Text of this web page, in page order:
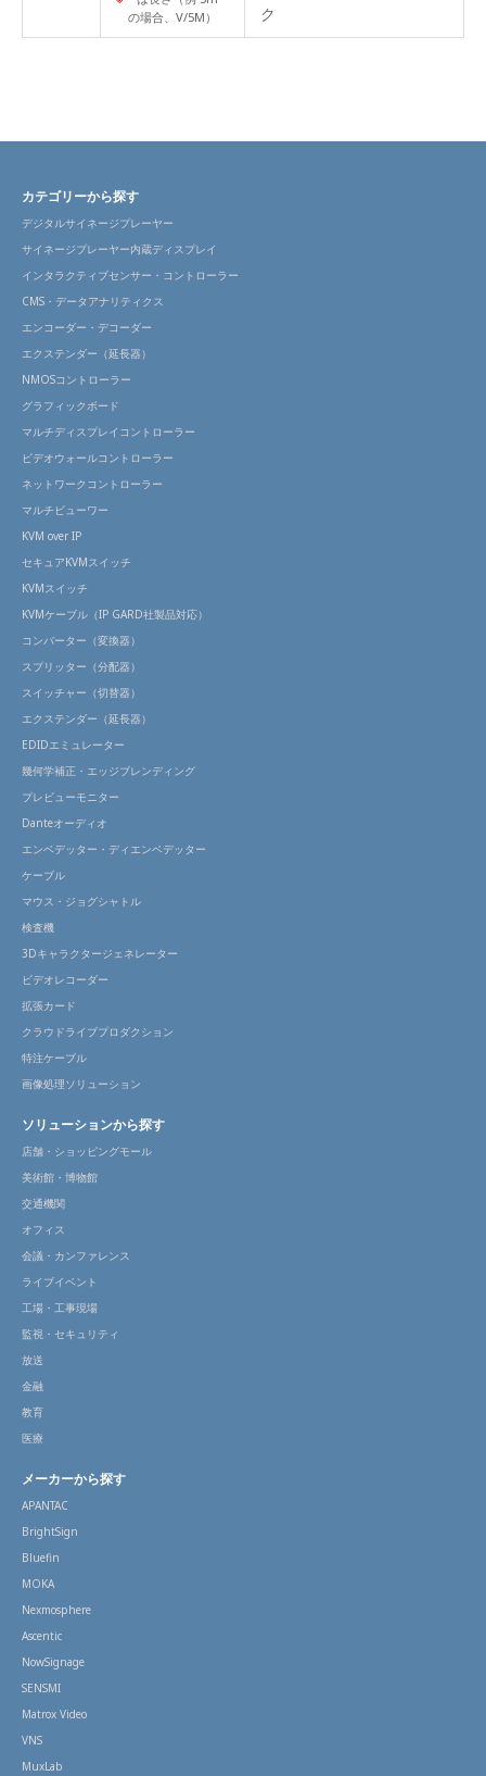
の場合、V/5M）
ク
カテゴリーから探す
デジタルサイネージプレーヤー
サイネージプレーヤー内蔵ディスプレイ
インタラクティブセンサー・コントローラー
CMS・データアナリティクス
エンコーダー・デコーダー
エクステンダー（延長器）
NMOSコントローラー
グラフィックボード
マルチディスプレイコントローラー
ビデオウォールコントローラー
ネットワークコントローラー
マルチビューワー
KVM over IP
セキュアKVMスイッチ
KVMスイッチ
KVMケーブル（IP GARD社製品対応）
コンバーター（変換器）
スプリッター（分配器）
スイッチャー（切替器）
エクステンダー（延長器）
EDIDエミュレーター
幾何学補正・エッジブレンディング
プレビューモニター
Danteオーディオ
エンベデッター・ディエンベデッター
ケーブル
マウス・ジョグシャトル
検査機
3Dキャラクタージェネレーター
ビデオレコーダー
拡張カード
クラウドライブプロダクション
特注ケーブル
画像処理ソリューション
ソリューションから探す
店舗・ショッピングモール
美術館・博物館
交通機関
オフィス
会議・カンファレンス
ライブイベント
工場・工事現場
監視・セキュリティ
放送
金融
教育
医療
メーカーから探す
APANTAC
BrightSign
Bluefin
MOKA
Nexmosphere
Ascentic
NowSignage
SENSMI
Matrox Video
VNS
MuxLab